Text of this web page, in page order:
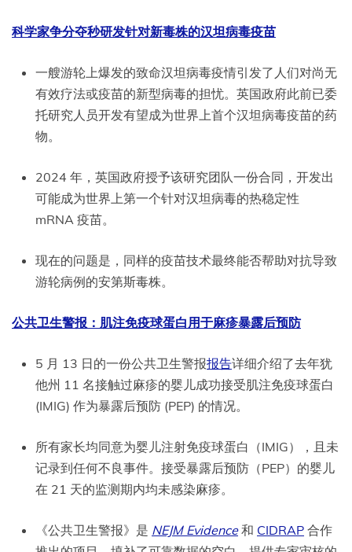
科学家争分夺秒研发针对新毒株的汉坦病毒疫苗
一艘游轮上爆发的致命汉坦病毒疫情引发了人们对尚无
有效疗法或疫苗的新型病毒的担忧。英国政府此前已委
托研究人员开发有望成为世界上首个汉坦病毒疫苗的药
物。
2024 年，英国政府授予该研究团队一份合同，开发出
可能成为世界上第一个针对汉坦病毒的热稳定性
mRNA 疫苗。
现在的问题是，同样的疫苗技术最终能否帮助对抗导致
游轮病例的安第斯毒株。
公共卫生警报：肌注免疫球蛋白用于麻疹暴露后预防
5 月 13 日的一份公共卫生警报报告详细介绍了去年犹
他州 11 名接触过麻疹的婴儿成功接受肌注免疫球蛋白
(IMIG) 作为暴露后预防 (PEP) 的情况。
所有家长均同意为婴儿注射免疫球蛋白（IMIG），且未
记录到任何不良事件。接受暴露后预防（PEP）的婴儿
在 21 天的监测期内均未感染麻疹。
《公共卫生警报》是 NEJM Evidence和 CIDRAP 合作